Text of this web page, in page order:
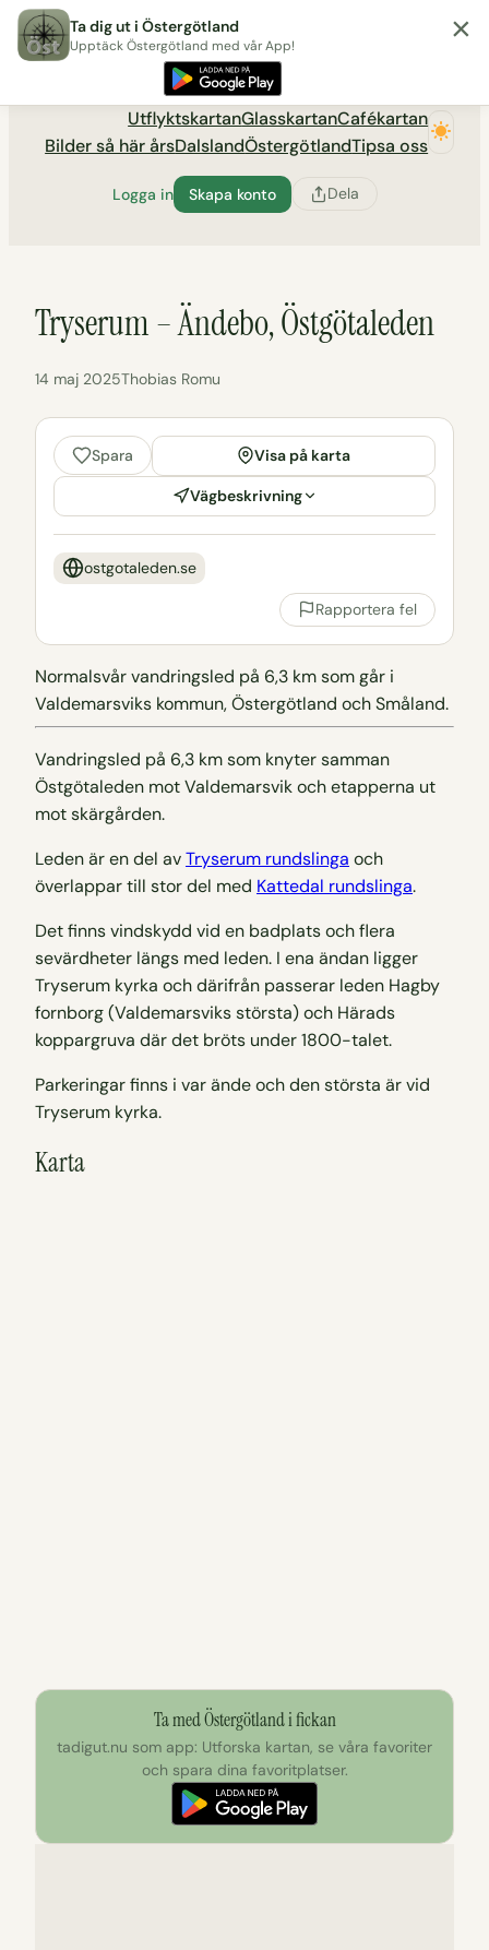
Hoppa
till
Utflyktsportalen tadigut.nu
UtflyktskartanGlasskartanCafékartan
Bilder så här årsDalslandÖstergötlandTipsa oss
Logga in Skapa konto Dela
Tryserum – Ändebo, Östgötaleden
14 maj 2025Thobias Romu
Spara Visa på karta
Vägbeskrivning
ostgotaleden.se
Rapportera fel
Normalsvår vandringsled på 6,3 km som går i
Valdemarsviks kommun, Östergötland och Småland.
Vandringsled på 6,3 km som knyter samman
Östgötaleden mot Valdemarsvik och etapperna ut
mot skärgården.
Leden är en del avTryserum rundslinga och
överlappar till stor del med Kattedal rundslinga.
Det finns vindskydd vid en badplats och flera
sevärdheter längs med leden. I ena ändan ligger
Tryserum kyrka och därifrån passerar leden Hagby
fornborg (Valdemarsviks största) och Härads
koppargruva där det bröts under 1800-talet.
Parkeringar finns i var ände och den största är vid
Tryserum kyrka.
Karta
Ta med Östergötland i fickan
tadigut.nu som app: Utforska kartan, se våra favoriter
och spara dina favoritplatser.
Ta dig ut i Östergötland
Upptäck Östergötland med vår App! ×